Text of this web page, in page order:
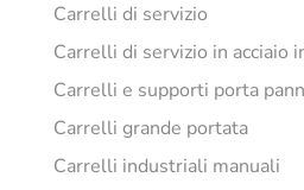
Carrelli di servizio
Carrelli di servizio in acciaio
Carrelli e supporti porta
Carrelli grande portata
Carrelli industriali manuali